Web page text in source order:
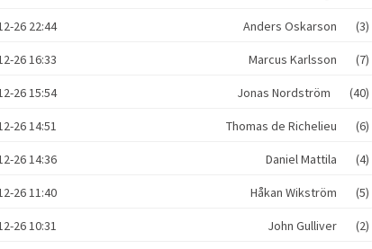
26 22:44 Anders Oskarson (3)
26 16:33 Marcus Karlsson (7)
26 15:54 Jonas Nordström (40)
26 14:51 Thomas de Richelieu (6)
26 14:36 Daniel Mattila (4)
26 11:40 Håkan Wikström (5)
26 10:31 John Gulliver (2)